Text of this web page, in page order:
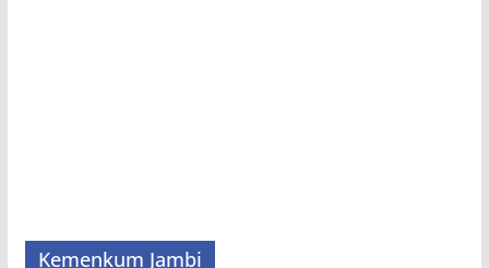
Kemenkum Jambi